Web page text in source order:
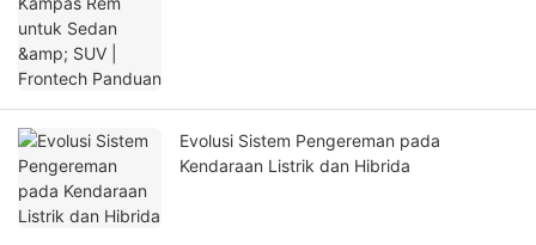
Evolusi Sistem Pengereman pada
Kendaraan Listrik dan Hibrida